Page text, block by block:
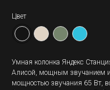
Цвет
Умная колонка Яндекс
Алисой, мощным звучанием и
мощностью звучания 65 Вт,